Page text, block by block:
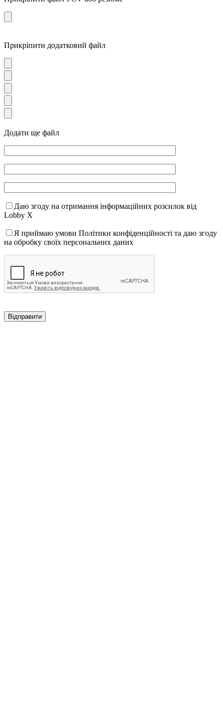
Прикріпити додатковий файл
Додати ще файл
Даю згоду на отримання інформаційних розсилок від
Lobby X
Я приймаю умови Політики конфіденційності та даю згоду
на обробку своїх персональних даних